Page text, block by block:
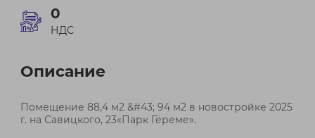
0
НДС
Описание
Помещение 88,4 м2 &#43; 94 м2 в новостройке 2025
г. на Савицкого, 23«Парк Гёреме».